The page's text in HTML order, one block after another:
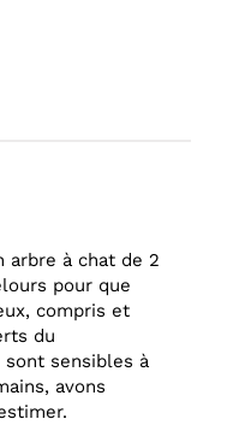
arbre à chat de 2
pour que
compris et
du
sensibles à
avons